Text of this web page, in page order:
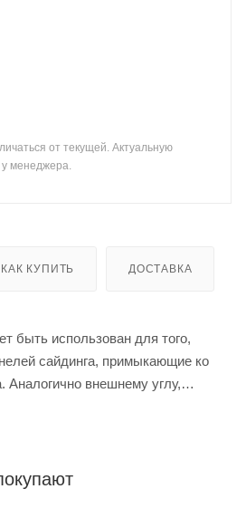
от текущей. Актуальную
менеджера.
КАК КУПИТЬ ДОСТАВКА
быть использован для того,
сайдинга, примыкающие ко
Аналогично внешнему углу,